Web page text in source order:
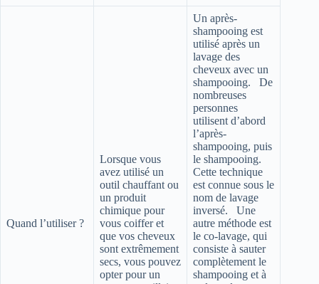
Quand l’utiliser ?
Lorsque vous
avez utilisé un
outil chauffant ou
un produit
chimique pour
vous coiffer et
que vos cheveux
sont extrêmement
secs, vous pouvez
opter pour un
Un après-
shampooing est
utilisé après un
lavage des
cheveux avec un
shampooing. De
nombreuses
personnes
utilisent d’abord
l’après-
shampooing, puis
le shampooing.
Cette technique
est connue sous le
nom de lavage
inversé. Une
autre méthode est
le co-lavage, qui
consiste à sauter
complètement le
shampooing et à